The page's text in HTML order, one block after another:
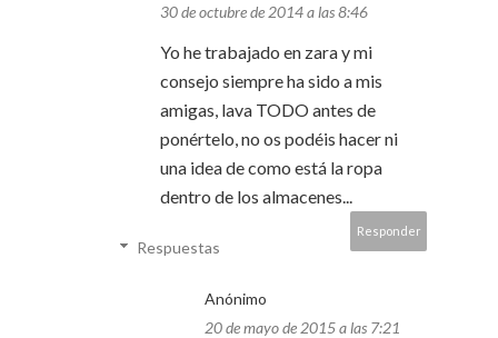
30 de octubre de 2014 a las 8:46
Yo he trabajado en zara y mi
consejo siempre ha sido a mis
amigas, lava TODO antes de
ponértelo, no os podéis hacer ni
una idea de como está la ropa
dentro de los almacenes...
Responder
Respuestas
Anónimo
20 de mayo de 2015 a las 7:21